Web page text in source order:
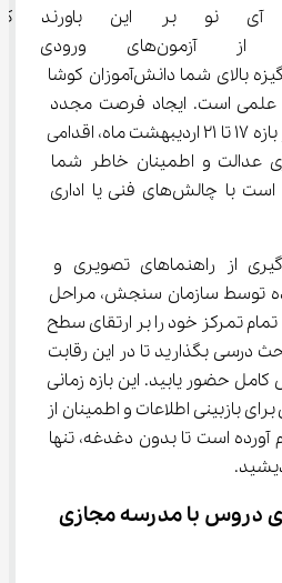
تحلیل‌گران ما در آی ‌نو بر
۳۵۰ هزار نفر از
نشان‌دهنده اشتیاق و انگیزه بالای شما دانش‌آموزان کوشا
به قله‌های علمی است. ایجاد فرصت مجدد
برای ویرایش و ثبت‌نام در بازه ۱۷ تا ۲۱ اردیبهشت ماه، اقدامی
عدالت و اطمینان خاطر شما
عزیزانی است که ممکن است با چالش‌های فنی یا اداری
توصیه می‌کنیم با بهره‌گیری از راهنماهای تصویری و
شده توسط سازمان سنجش، مراحل
تمام تمرکز خود را بر ارتقای سطح
درسی بگذارید تا در این رقابت
اعتمادبه‌نفس کامل حضور یابید. این بازه زمانی
بازبینی اطلاعات و اطمینان از
آورده است تا بدون دغدغه، تنها
دروس با مدرسه مجازی